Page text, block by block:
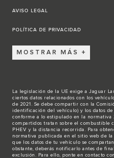
AVISO LEGAL
POLÍTICA DE PRIVACIDAD
MOSTRAR MÁS
La legislación de la UE exige a Jaguar
ciertos datos relacionados con los
de 2021. Se debe compartir con la
identificación del vehículo) y los datos
conforme a lo estipulado en la normativa
compartidos tratan sobre el combustible
PHEV y la distancia recorrida. Para
normativa publicada en el sitio web de la
que los datos de tu vehículo se
obstante, deberás notificarlo antes de
exclusión. Para ello, ponte en contacto